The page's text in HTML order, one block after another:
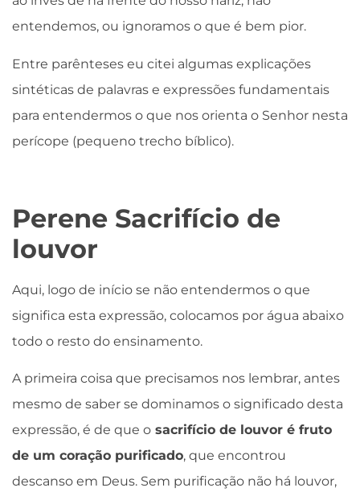
entendemos, ou ignoramos o que é bem pior.
Entre parênteses eu citei algumas explicações
sintéticas de palavras e expressões fundamentais
para entendermos o que nos orienta o Senhor nesta
perícope (pequeno trecho bíblico).
Perene Sacrifício de
louvor
Aqui, logo de início se não entendermos o que
significa esta expressão, colocamos por água abaixo
todo o resto do ensinamento.
A primeira coisa que precisamos nos lembrar, antes
mesmo de saber se dominamos o significado desta
expressão, é de que o sacrifício de louvor é fruto
de um coração purificado, que encontrou
descanso em Deus. Sem purificação não há louvor,